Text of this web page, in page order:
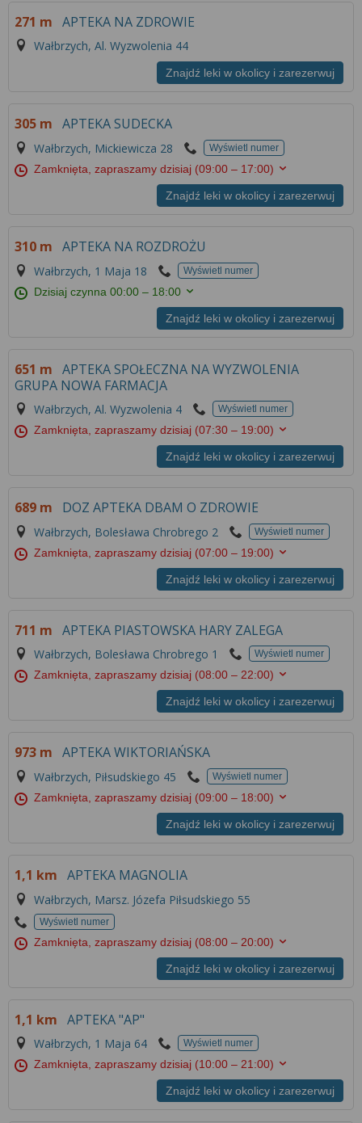
271 m APTEKA NA ZDROWIE
Wałbrzych, Al. Wyzwolenia 44
Znajdź leki w okolicy i zarezerwuj
305 m APTEKA SUDECKA
Wałbrzych, Mickiewicza 28 Wyświetl numer
Zamknięta, zapraszamy dzisiaj (09:00 – 17:00)
Znajdź leki w okolicy i zarezerwuj
310 m APTEKA NA ROZDROŻU
Wałbrzych, 1 Maja 18 Wyświetl numer
Dzisiaj czynna00:00 – 18:00
Znajdź leki w okolicy i zarezerwuj
651 m APTEKA SPOŁECZNA NA WYZWOLENIA
GRUPA NOWA FARMACJA
Wałbrzych, Al. Wyzwolenia 4 Wyświetl numer
Zamknięta, zapraszamy dzisiaj (07:30 – 19:00)
Znajdź leki w okolicy i zarezerwuj
689 m DOZ APTEKA DBAM O ZDROWIE
Wałbrzych, Bolesława Chrobrego 2 Wyświetl numer
Zamknięta, zapraszamy dzisiaj (07:00 – 19:00)
Znajdź leki w okolicy i zarezerwuj
711 m APTEKA PIASTOWSKA HARY ZALEGA
Wałbrzych, Bolesława Chrobrego 1 Wyświetl numer
Zamknięta, zapraszamy dzisiaj (08:00 – 22:00)
Znajdź leki w okolicy i zarezerwuj
973 m APTEKA WIKTORIAŃSKA
Wałbrzych, Piłsudskiego 45 Wyświetl numer
Zamknięta, zapraszamy dzisiaj (09:00 – 18:00)
Znajdź leki w okolicy i zarezerwuj
1,1 km APTEKA MAGNOLIA
Wałbrzych, Marsz. Józefa Piłsudskiego 55
Wyświetl numer
Zamknięta, zapraszamy dzisiaj (08:00 – 20:00)
Znajdź leki w okolicy i zarezerwuj
1,1 km APTEKA "AP"
Wałbrzych, 1 Maja 64 Wyświetl numer
Zamknięta, zapraszamy dzisiaj (10:00 – 21:00)
Znajdź leki w okolicy i zarezerwuj
narzędzi zewnętrznych w naszym serwisie
znajdziesz wRegulaminie Serwisu